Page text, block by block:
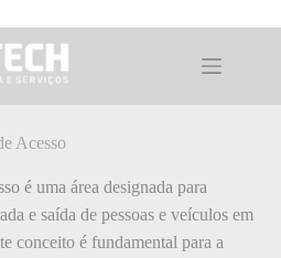
Controle de Acesso
Acesso
é uma área designada para
e saída de pessoas e veículos em
conceito é fundamental para a